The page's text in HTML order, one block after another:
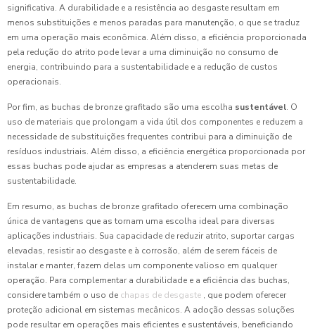
significativa. A durabilidade e a resistência ao desgaste resultam em
menos substituições e menos paradas para manutenção, o que se traduz
em uma operação mais econômica. Além disso, a eficiência proporcionada
pela redução do atrito pode levar a uma diminuição no consumo de
energia, contribuindo para a sustentabilidade e a redução de custos
operacionais.
Por fim, as buchas de bronze grafitado são uma escolha sustentável. O
uso de materiais que prolongam a vida útil dos componentes e reduzem a
necessidade de substituições frequentes contribui para a diminuição de
resíduos industriais. Além disso, a eficiência energética proporcionada por
essas buchas pode ajudar as empresas a atenderem suas metas de
sustentabilidade.
Em resumo, as buchas de bronze grafitado oferecem uma combinação
única de vantagens que as tornam uma escolha ideal para diversas
aplicações industriais. Sua capacidade de reduzir atrito, suportar cargas
elevadas, resistir ao desgaste e à corrosão, além de serem fáceis de
instalar e manter, fazem delas um componente valioso em qualquer
operação. Para complementar a durabilidade e a eficiência das buchas,
considere também o uso de chapas de desgaste , que podem oferecer
proteção adicional em sistemas mecânicos. A adoção dessas soluções
pode resultar em operações mais eficientes e sustentáveis, beneficiando